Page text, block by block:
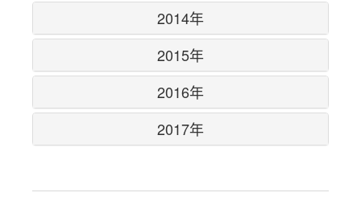
2014年
2015年
2016年
2017年